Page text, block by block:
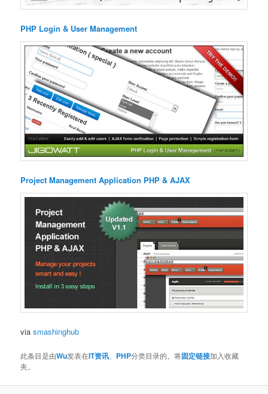
PHP Login & User Management
Project Management Application PHP & AJAX
viasmashinghub
此条目是由Wu发表在IT资讯 PHP分类目录的。将固定链接加入收藏
夹。